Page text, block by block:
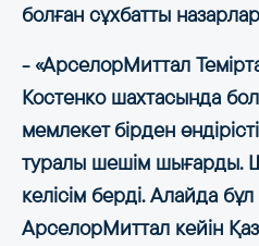
болған сұхбатты
- «АрселорМиттал
Костенко шахтасында
мемлекет бірден
туралы шешім шығарды.
келісім берді. Алайда
АрселорМиттал кейін